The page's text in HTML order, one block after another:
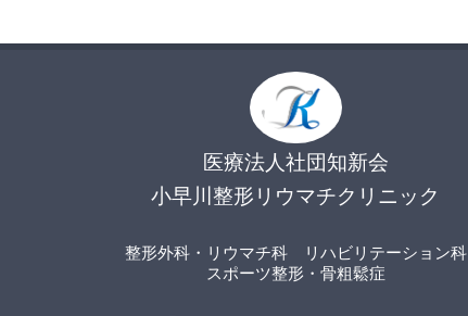
医療法人社団知新会
小早川整形リウマチクリニック
整形外科・リウマチ科
リハビリテーション科
スポーツ整形 ・骨粗鬆症